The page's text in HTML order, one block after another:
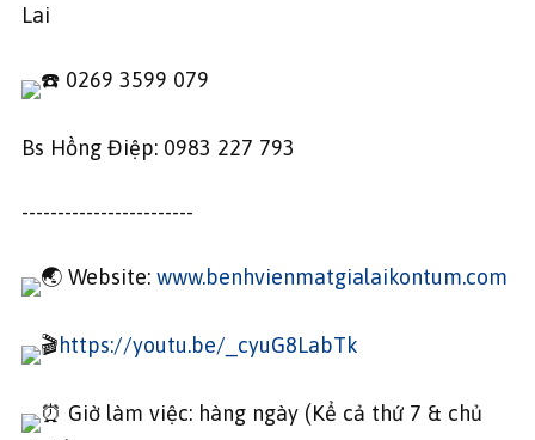
Lai
0269 3599 079
Bs Hồng Điệp: 0983 227 793
------------------------
Website: www.benhvienmatgialaikontum.com
https://youtu.be/_cyuG8LabTk
Giờ làm việc: hàng ngày (Kể cả thứ 7 & chủ